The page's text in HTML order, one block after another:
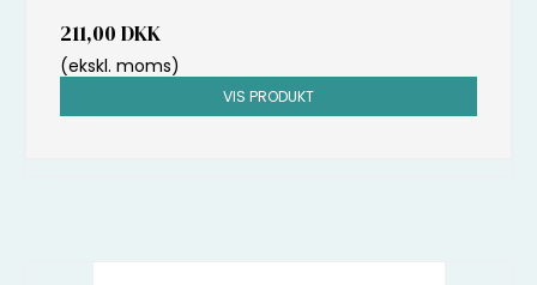
211,00 DKK
(ekskl. moms)
VIS PRODUKT